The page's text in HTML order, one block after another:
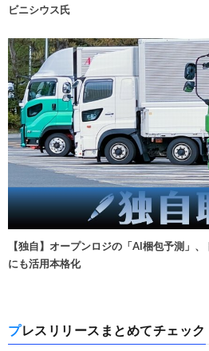
ビニシウス氏
【独自】オープンロジの「AI梱包予測」
にも活用本格化
プレスリリースまとめてチェック